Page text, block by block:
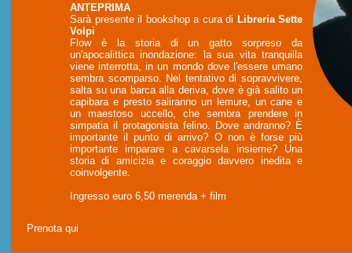
ANTEPRIMA
Sarà presente il bookshop a cura di Libreria Sette
Volpi
Flow è la storia di un gatto sorpreso da
un'apocalittica inondazione: la sua vita tranquilla
viene interrotta, in un mondo dove l'essere umano
sembra scomparso. Nel tentativo di sopravvivere,
salta su una barca alla deriva, dove è già salito un
capibara e presto saliranno un lemure, un cane e
un maestoso uccello, che sembra prendere in
simpatia il protagonista felino. Dove andranno? È
importante il punto di arrivo? O non è forse più
importante imparare a cavarsela insieme? Una
storia di amicizia e coraggio davvero inedita e
coinvolgente.
Ingresso euro 6,50 merenda + film
Prenota qui